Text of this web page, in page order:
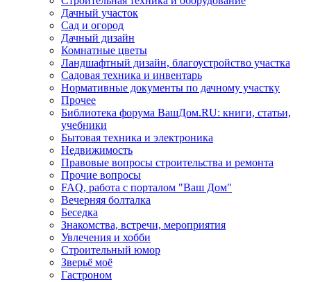
Дачный участок
Сад и огород
Дачный дизайн
Комнатные цветы
Ландшафтный дизайн, благоустройство участка
Садовая техника и инвентарь
Нормативные документы по дачному участку
Прочее
Библиотека форума ВашДом.RU: книги, статьи,
учебники
Бытовая техника и электроника
Недвижимость
Правовые вопросы строительства и ремонта
Прочие вопросы
FAQ, работа с порталом "Ваш Дом"
Вечерняя болталка
Беседка
Знакомства, встречи, мероприятия
Увлечения и хобби
Строительный юмор
Зверьё моё
Гастроном